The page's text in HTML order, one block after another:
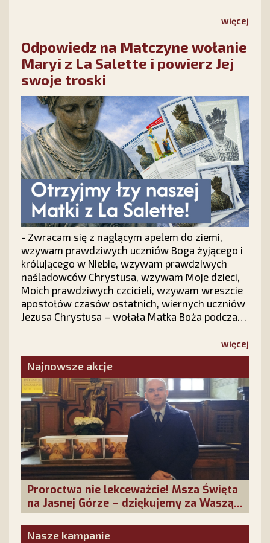
Prosty PLUS" z udziałem publiczności dokonają
miesięcy 2026 roku.
więcej
Odpowiedz na Matczyne wołanie
Maryi z La Salette i powierz Jej
swoje troski
- Zwracam się z naglącym apelem do ziemi,
wzywam prawdziwych uczniów Boga żyjącego i
królującego w Niebie, wzywam prawdziwych
naśladowców Chrystusa, wzywam Moje dzieci,
Moich prawdziwych czcicieli, wzywam wreszcie
apostołów czasów ostatnich, wiernych uczniów
Jezusa Chrystusa – wołała Matka Boża podczas
Odpowiedzmy na Jej słowa. Nie pozostańmy
obojętni!
więcej
Najnowsze akcje
Proroctwa nie lekceważcie! Msza Święta
na Jasnej Górze – dziękujemy za Waszą
obecność!
Nasze kampanie